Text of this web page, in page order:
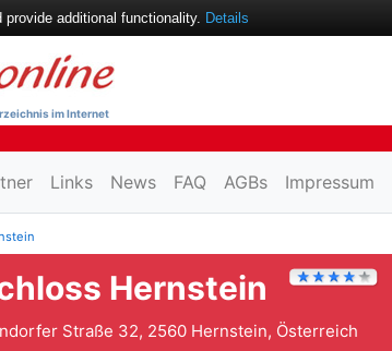
im Internet
Links News FAQ AGBs Impressum
Hernstein
Straße 32, 2560 Hernstein, Österreich
additional functionality. Details